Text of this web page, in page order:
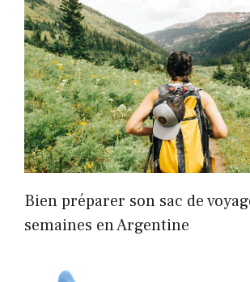
Bien préparer son sac de
semaines en Argentine